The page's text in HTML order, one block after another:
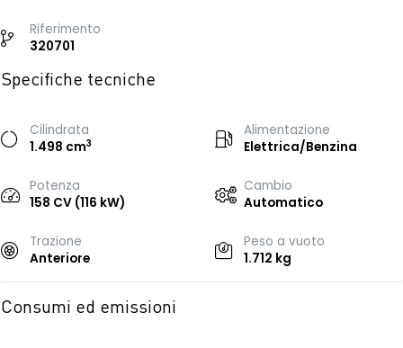
Riferimento
320701
Specifiche tecniche
Cilindrata
1.498 cm3
Alimentazione
Elettrica/Benzina
Potenza
158 CV (116 kW)
Cambio
Automatico
Trazione
Anteriore
Peso a vuoto
1.712 kg
Consumi ed emissioni